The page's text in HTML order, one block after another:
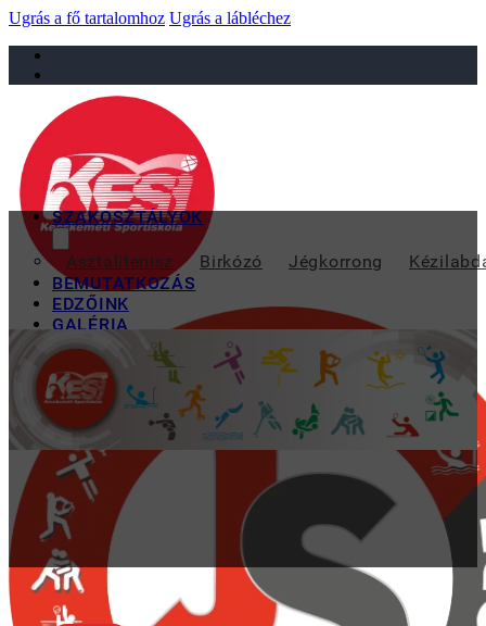
Ugrás a fő tartalomhoz Ugrás a lábléchez
sportiskola@juniorsportkft.hu
SZAKOSZTÁLYOK
Asztalitenisz Birkózó Jégkorrong
BEMUTATKOZÁS
EDZŐINK
GALÉRIA
TAO
KAPCSOLAT